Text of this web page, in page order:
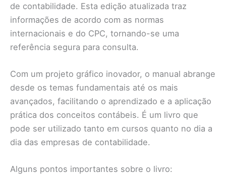
de contabilidade. Esta edição atualizada traz
informações de acordo com as normas
internacionais e do CPC, tornando-se uma
referência segura para consulta.
Com um projeto gráfico inovador, o manual abrange
desde os temas fundamentais até os mais
avançados, facilitando o aprendizado e a aplicação
prática dos conceitos contábeis. É um livro que
pode ser utilizado tanto em cursos quanto no dia a
dia das empresas de contabilidade.
Alguns pontos importantes sobre o livro: